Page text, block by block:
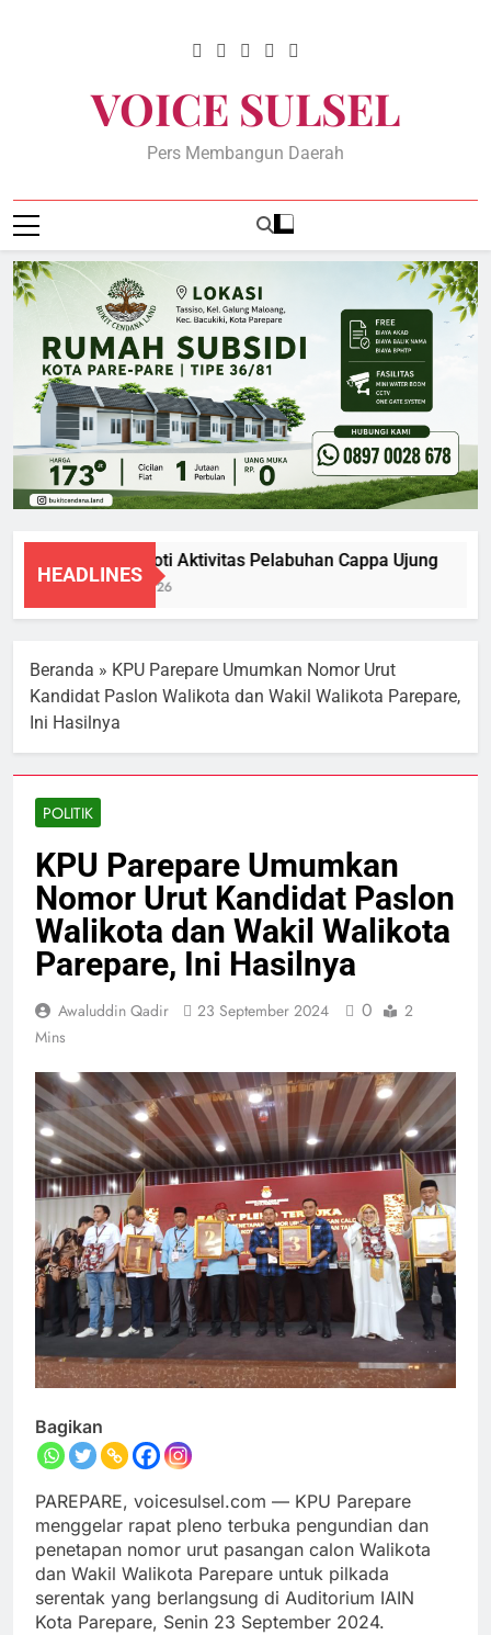
VOICE SULSEL
Pers Membangun Daerah
HEADLINES
DPRD Soroti Aktivitas Pelabuhan Cappa Ujung
7 Agustus 2026
Beranda » KPU Parepare Umumkan Nomor Urut
Kandidat Paslon Walikota dan Wakil Walikota Parepare,
Ini Hasilnya
POLITIK
KPU Parepare Umumkan
Nomor Urut Kandidat Paslon
Walikota dan Wakil Walikota
Parepare, Ini Hasilnya
Awaluddin Qadir 23 September 2024 0
2
Mins
Bagikan
PAREPARE, voicesulsel.com — KPU Parepare
menggelar rapat pleno terbuka pengundian dan
penetapan nomor urut pasangan calon Walikota
dan Wakil Walikota Parepare untuk pilkada
serentak yang berlangsung di Auditorium IAIN
Kota Parepare, Senin 23 September 2024.